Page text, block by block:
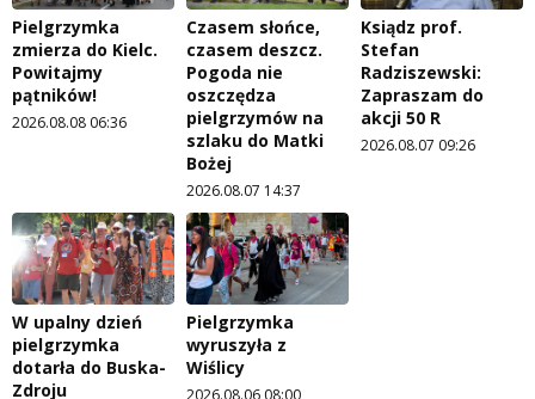
Pielgrzymka
zmierza do Kielc.
Powitajmy
pątników!
2026.08.08 06:36
Czasem słońce,
czasem deszcz.
Pogoda nie
oszczędza
pielgrzymów na
szlaku do Matki
Bożej
2026.08.07 14:37
Ksiądz prof.
Stefan
Radziszewski:
Zapraszam do
akcji 50 R
2026.08.07 09:26
W upalny dzień
pielgrzymka
dotarła do Buska-
Zdroju
Pielgrzymka
wyruszyła z
Wiślicy
2026.08.06 08:00